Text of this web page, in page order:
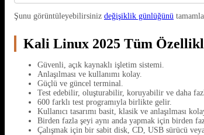
Şunu görüntüleyebilirsiniz değişiklik günlüğünü
Kali Linux 2025 Tüm
Güvenli, açık kaynaklı işletim sistemi.
Anlaşılması ve kullanımı kolay.
Güçlü ve güncel terminal.
Test edebilir, oluşturabilir, koruyabilir ve daha
600 farklı test programıyla birlikte gelir.
Kullanıcı tasarımı basit, klasik ve anlaşılması
Birden fazla şeyi aynı anda yapmak için birden
Çalışmak için bir sabit disk, CD, USB sürücü